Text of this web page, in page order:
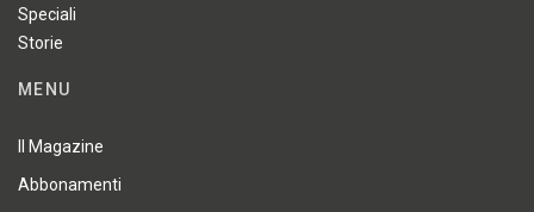
Speciali
Storie
MENU
Il Magazine
Abbonamenti